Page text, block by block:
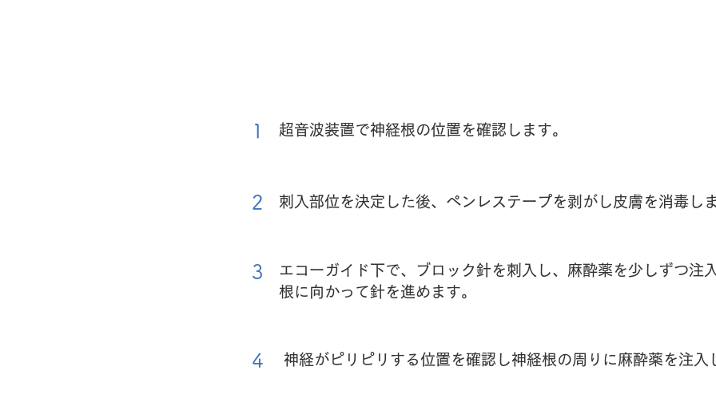
超音波装置で神経根の位置を確認します。
1
刺入部位を決定した後、ペンレステープを剥がし皮膚を消毒し
2
エコーガイド下で、ブロック針を刺入し、麻酔薬を少しずつ注
根に向かって針を進めます。
3
神経がピリピリする位置を確認し神経根の周りに麻酔薬を注入
4